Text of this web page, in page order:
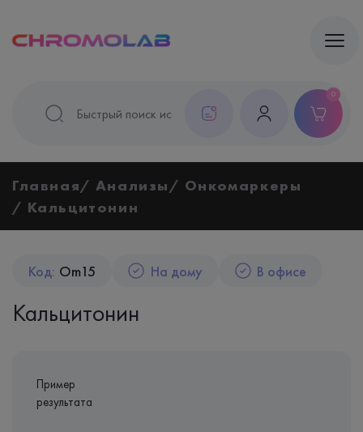
0
Главная Анализы
Онкомаркеры
Кальцитонин
Код: Om15 На дому В офисе
Кальцитонин
Пример
результата